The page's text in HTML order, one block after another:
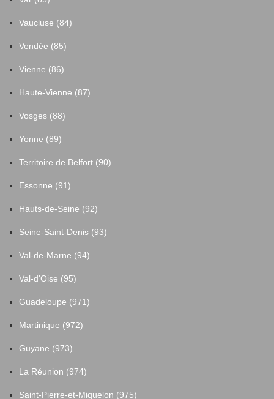
Vaucluse (84)
Vendée (85)
Vienne (86)
Haute-Vienne (87)
Vosges (88)
Yonne (89)
Territoire de Belfort (90)
Essonne (91)
Hauts-de-Seine (92)
Seine-Saint-Denis (93)
Val-de-Marne (94)
Val-d'Oise (95)
Guadeloupe (971)
Martinique (972)
Guyane (973)
La Réunion (974)
Saint-Pierre-et-Miquelon (975)